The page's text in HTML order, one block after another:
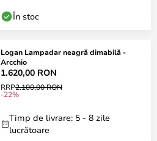
În stoc
Logan Lampadar neagră dimabilă -
Arcchio
1.620,00 RON
RRP2.100,00 RON
-22%
Timp de livrare: 5 - 8 zile
lucrătoare